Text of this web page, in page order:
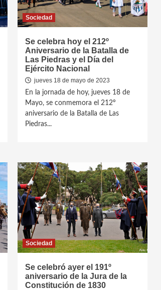
Sociedad
Se celebra hoy el 212º
Aniversario de la Batalla de
Las Piedras y el Día del
Ejército Nacional
jueves 18 de mayo de 2023
En la jornada de hoy, jueves 18 de
Mayo, se conmemora el 212º
aniversario de la Batalla de Las
Piedras...
Sociedad
Se celebró ayer el 191º
aniversario de la Jura de la
Constitución de 1830